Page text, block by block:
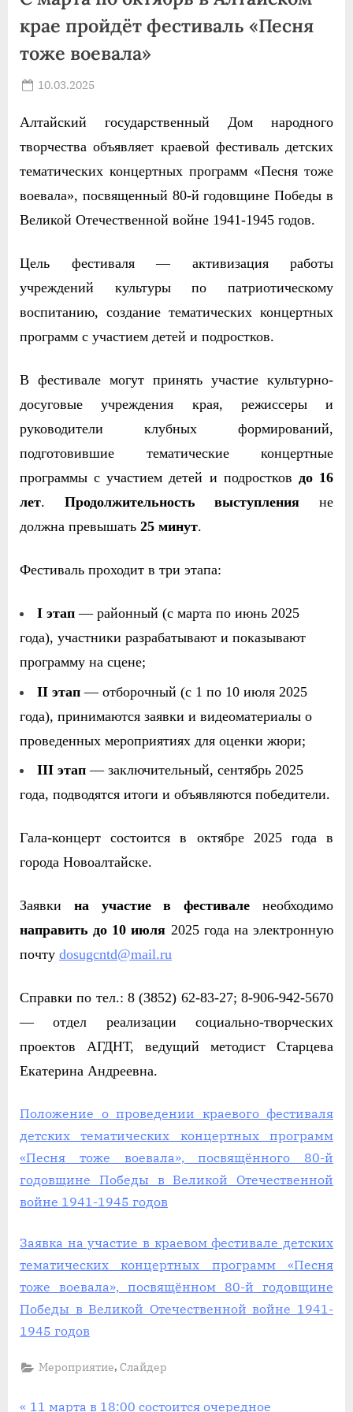
крае пройдёт фестиваль «Песня
тоже воевала»
Posted
10.03.2025
Алтайский государственный Дом народного
творчества объявляет краевой фестиваль детских
тематических концертных программ «Песня тоже
воевала», посвященный 80-й годовщине Победы в
Великой Отечественной войне 1941-1945 годов.
Цель фестиваля — активизацияработы
учреждений культуры по патриотическому
воспитанию, создание тематических концертных
программ с участием детей и подростков.
В фестивале могут принять участие культурно-
досуговые учреждения края, режиссеры и
руководители клубных формирований,
подготовившие тематические концертные
программы с участием детей и подростков до 16
лет. Продолжительность выступления не
должна превышать 25 минут.
Фестиваль проходит в три этапа:
I этап — районный (с марта по июнь 2025
года), участники разрабатывают и показывают
программу на сцене;
II этап — отборочный (с 1 по 10 июля 2025
года), принимаются заявки и видеоматериалы о
проведенных мероприятиях для оценки жюри;
III этап — заключительный, сентябрь 2025
года, подводятся итоги и объявляются победители.
Гала-концерт состоится в октябре 2025 года в
города Новоалтайске.
Заявки на участиев фестивале необходимо
направить до 10 июля 2025 года на электронную
почту dosugcntd@mail.ru
Справки по тел.: 8 (3852) 62-83-27; 8-906-942-5670
— отдел реализации социально-творческих
проектов АГДНТ, ведущий методист Старцева
Екатерина Андреевна.
Положение о проведении краевого фестиваля
детских тематических концертных программ
«Песня тоже воевала», посвящённого 80-й
годовщине Победы в Великой Отечественной
войне 1941-1945 годов
Заявка на участие в краевом фестивале детских
тематических концертных программ «Песня
тоже воевала», посвящённом 80-й годовщине
Победы в Великой Отечественной войне 1941-
1945 годов
Мероприятие,Слайдер
П
11 марта в 18:00 состоится очередное